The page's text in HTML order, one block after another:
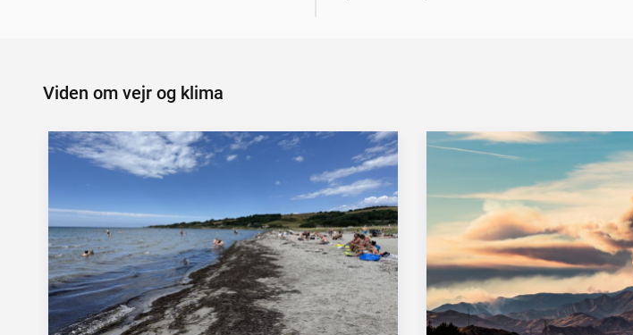
Viden om vejr og klima